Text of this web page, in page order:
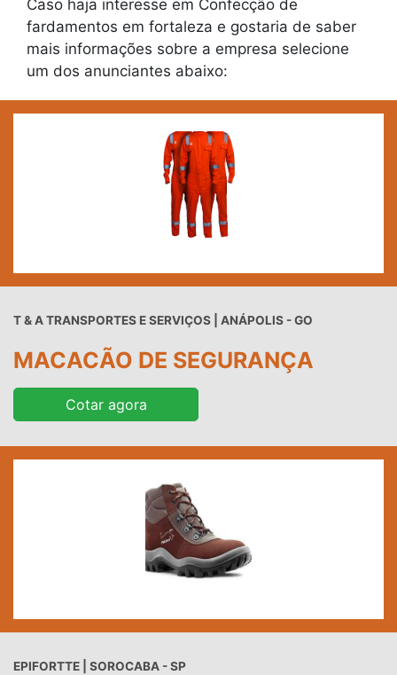
Caso haja interesse em Confecção de
fardamentos em fortaleza e gostaria de saber
mais informações sobre a empresa selecione
um dos anunciantes abaixo:
T & A TRANSPORTES E SERVIÇOS | ANÁPOLIS - GO
MACACÃO DE SEGURANÇA
Cotar agora
EPIFORTTE | SOROCABA - SP